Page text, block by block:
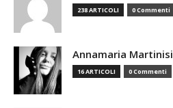
238 ARTICOLI 0 Commenti
Annamaria Martinisi
16 ARTICOLI 0 Commenti